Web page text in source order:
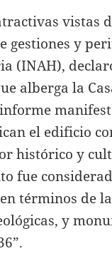
vistas
gestiones y
(INAH),
alberga la
el edificio
histórico y
fue
términos de
y